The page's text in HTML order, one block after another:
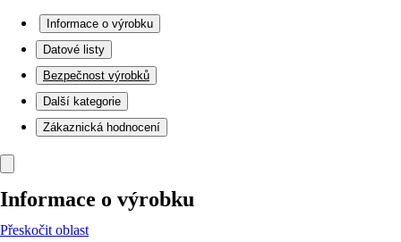
Informace o výrobku
Datové listy
Bezpečnost výrobků
Další kategorie
Zákaznická hodnocení
Informace o výrobku
Přeskočit oblast